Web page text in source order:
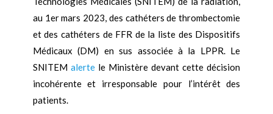
au 1er mars 2023, des cathéters de thrombectomie
et des cathéters de FFR de la liste des Dispositifs
Médicaux (DM) en sus associée à la LPPR. Le
SNITEM alertele Ministère devant cette décision
incohérente et irresponsable pour l’intérêt des
patients.